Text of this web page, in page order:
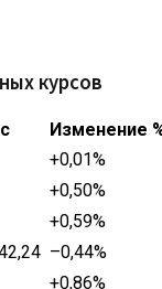
курсов
Изменение
+0,01%
+0,50%
+0,59%
–0,44%
+0,86%